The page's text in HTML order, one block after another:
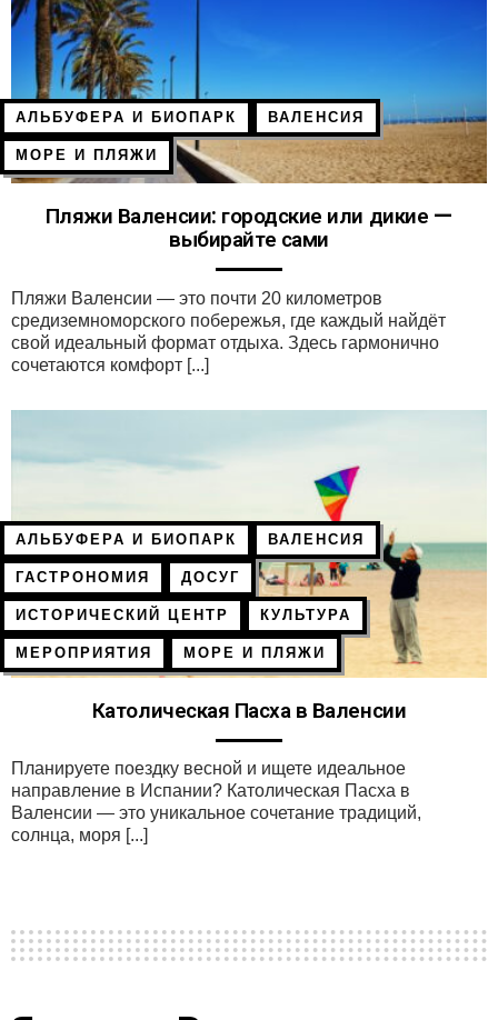
АЛЬБУФЕРА И БИОПАРК ВАЛЕНСИЯ
МОРЕ И ПЛЯЖИ
Пляжи Валенсии: городские или дикие —
выбирайте сами
Пляжи Валенсии — это почти 20 километров
средиземноморского побережья, где каждый найдёт
свой идеальный формат отдыха. Здесь гармонично
сочетаются комфорт [...]
АЛЬБУФЕРА И БИОПАРК ВАЛЕНСИЯ
ГАСТРОНОМИЯ ДОСУГ
ИСТОРИЧЕСКИЙ ЦЕНТР КУЛЬТУРА
МЕРОПРИЯТИЯ МОРЕ И ПЛЯЖИ
Католическая Пасха в Валенсии
Планируете поездку весной и ищете идеальное
направление в Испании? Католическая Пасха в
Валенсии — это уникальное сочетание традиций,
солнца, моря [...]